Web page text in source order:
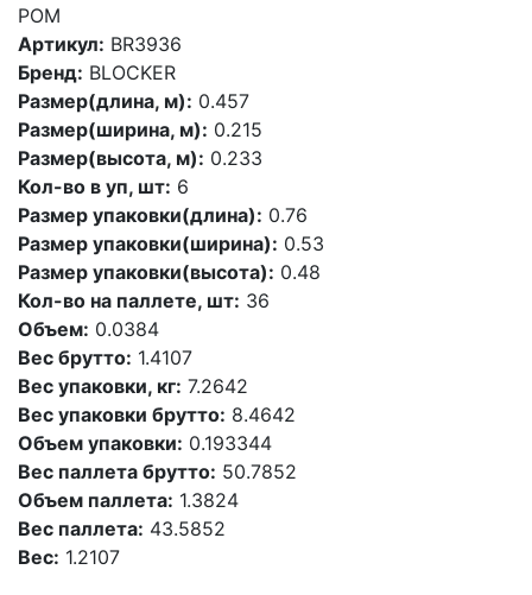
POM
Артикул: BR3936
Бренд: BLOCKER
Размер(длина, м): 0.457
Размер(ширина, м): 0.215
Размер(высота, м): 0.233
Кол-во в уп, шт: 6
Размер упаковки(длина): 0.76
Размер упаковки(ширина): 0.53
Размер упаковки(высота): 0.48
Кол-во на паллете, шт: 36
Объем: 0.0384
Вес брутто: 1.4107
Вес упаковки, кг: 7.2642
Вес упаковки брутто: 8.4642
Объем упаковки: 0.193344
Вес паллета брутто: 50.7852
Объем паллета: 1.3824
Вес паллета: 43.5852
Вес: 1.2107